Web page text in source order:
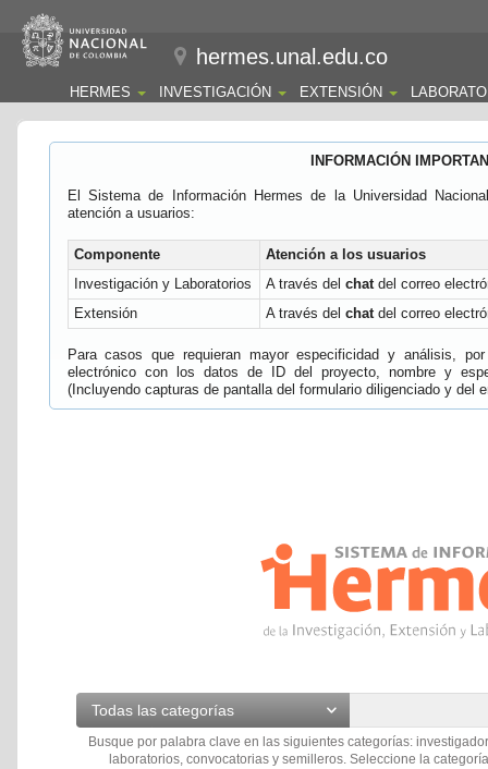
hermes.unal.edu.co
HERMES INVESTIGACIÓN EXTENSIÓN
INFORMACIÓN
El Sistema de Información Hermes de la Universidad
atención a usuarios:
Componente
Atención a los usuarios
Investigación y Laboratorios
A través del chatdel correo
Extensión
A través del chatdel correo
Para casos que requieran mayor especificidad y análisis,
electrónico con los datos de ID del proyecto, nombre y
(Incluyendo capturas de pantalla del formulario diligenciado y del
Todas las categorías
Busque por palabra clave en las siguientes categorías:
laboratorios, convocatorias y semilleros. Seleccione la